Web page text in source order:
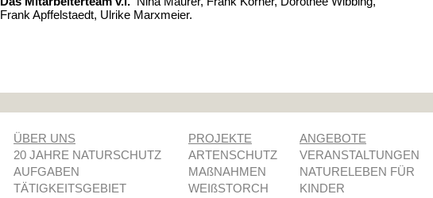
Frank Apffelstaedt, Ulrike Marxmeier.
ÜBER UNS
20 JAHRE NATURSCHUTZ
AUFGABEN
TÄTIGKEITSGEBIET
PROJEKTE
ARTENSCHUTZ
MAßNAHMEN
WEIßSTORCH
ANGEBOTE
VERANSTALTUNGEN
NATURELEBEN FÜR
KINDER